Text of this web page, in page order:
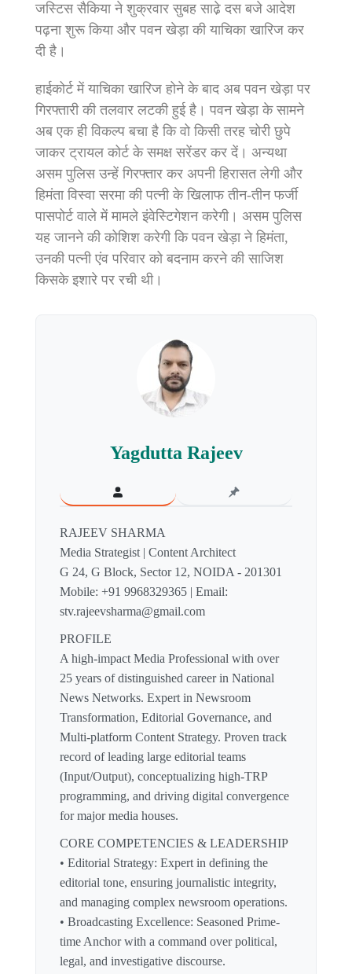
जस्टिस सैकिया ने शुक्रवार सुबह साढे़ दस बजे आदेश
पढ़ना शुरू किया और पवन खेड़ा की याचिका खारिज कर
दी है।
हाईकोर्ट में याचिका खारिज होने के बाद अब पवन खेड़ा पर
गिरफ्तारी की तलवार लटकी हुई है। पवन खेड़ा के सामने
अब एक ही विकल्प बचा है कि वो किसी तरह चोरी छुपे
जाकर ट्रायल कोर्ट के समक्ष सरेंडर कर दें। अन्यथा
असम पुलिस उन्हें गिरफ्तार कर अपनी हिरासत लेगी और
हिमंता विस्वा सरमा की पत्नी के खिलाफ तीन-तीन फर्जी
पासपोर्ट वाले में मामले इंवेस्टिगेशन करेगी। असम पुलिस
यह जानने की कोशिश करेगी कि पवन खेड़ा ने हिमंता,
उनकी पत्नी एंव परिवार को बदनाम करने की साजिश
किसके इशारे पर रची थी।
Yagdutta Rajeev
RAJEEV SHARMA
Media Strategist | Content Architect
G 24, G Block, Sector 12, NOIDA - 201301
Mobile: +91 9968329365 | Email:
stv.rajeevsharma@gmail.com
PROFILE
A high-impact Media Professional with over
25 years of distinguished career in National
News Networks. Expert in Newsroom
Transformation, Editorial Governance, and
Multi-platform Content Strategy. Proven track
record of leading large editorial teams
(Input/Output), conceptualizing high-TRP
programming, and driving digital convergence
for major media houses.
CORE COMPETENCIES & LEADERSHIP
• Editorial Strategy: Expert in defining the
editorial tone, ensuring journalistic integrity,
and managing complex newsroom operations.
• Broadcasting Excellence: Seasoned Prime-
time Anchor with a command over political,
legal, and investigative discourse.